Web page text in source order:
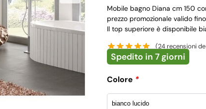
Mobile bagno Diana cm 150
prezzo promozionale valido
Il top superiore è disponibile
(24 recensioni
Spedito in 7 giorni
Colore *